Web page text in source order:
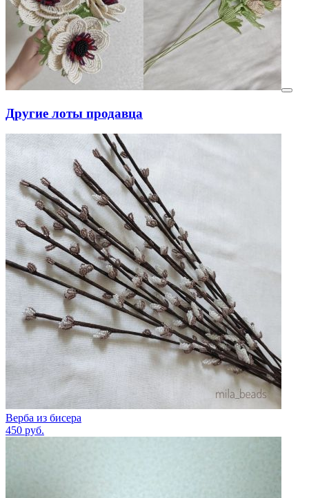
Другие лоты продавца
Верба из бисера
450 руб.